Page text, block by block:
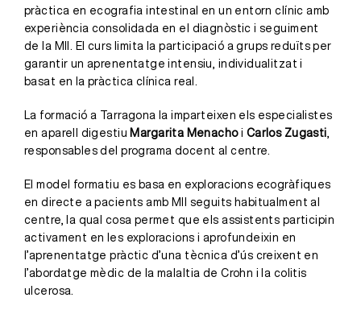
pràctica en ecografia intestinal en un entorn clínic amb
experiència consolidada en el diagnòstic i seguiment
de la MII. El curs limita la participació a grups reduïts per
garantir un aprenentatge intensiu, individualitzat i
basat en la pràctica clínica real.
La formació a Tarragona la imparteixen els especialistes
en aparell digestiu Margarita Menachoi Carlos Zugasti,
responsables del programa docent al centre.
El model formatiu es basa en exploracions ecogràfiques
en directe a pacients amb MII seguits habitualment al
centre, la qual cosa permet que els assistents participin
activament en les exploracions i aprofundeixin en
l’aprenentatge pràctic d’una tècnica d’ús creixent en
l’abordatge mèdic de la malaltia de Crohn i la colitis
ulcerosa.